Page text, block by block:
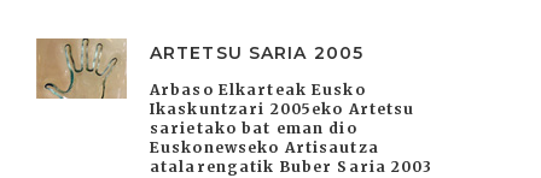
ARTETSU SARIA 2005
Arbaso Elkarteak Eusko
Ikaskuntzari 2005eko Artetsu
sarietako bat eman dio
Euskonewseko Artisautza
atalarengatik Buber Saria 2003